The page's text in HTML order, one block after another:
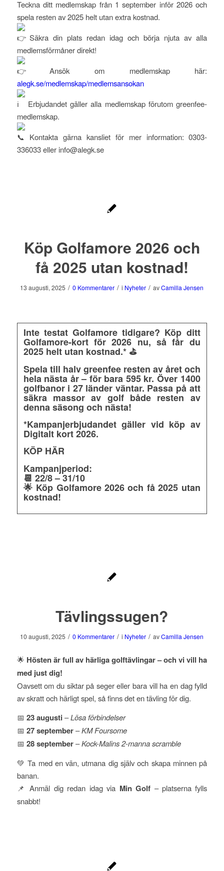
Teckna ditt medlemskap från 1 september inför 2026 och
spela resten av 2025 helt utan extra kostnad.
Säkra din plats redan idag och börja njuta av alla
medlemsförmåner direkt!
Ansök om medlemskap här:
alegk.se/medlemskap/medlemsansokan
Erbjudandet gäller alla medlemskap förutom greenfee-
medlemskap.
Kontakta gärna kansliet för mer information: 0303-
336033 eller info@alegk.se
Köp Golfamore 2026 och
få 2025 utan kostnad!
13 augusti, 2025 / 0 Kommentarer / i Nyheter / avCamilla Jensen
Inte testat Golfamore tidigare? Köp ditt
Golfamore-kort för 2026 nu, så får du
2025 helt utan kostnad.* ⛳️
Spela till halv greenfee resten av året och
hela nästa år – för bara 595 kr. Över 1400
golfbanor i 27 länder väntar. Passa på att
säkra massor av golf både resten av
denna säsong och nästa!
*Kampanjerbjudandet gäller vid köp av
Digitalt kort 2026.
KÖP HÄR
Kampanjperiod:
📆 22/8 – 31/10
🌟 Köp Golfamore 2026 och få 2025 utan
kostnad!
Tävlingssugen?
10 augusti, 2025 / 0 Kommentarer / i Nyheter / avCamilla Jensen
🌟 Hösten är full av härliga golftävlingar – och vi vill ha
med just dig!
Oavsett om du siktar på seger eller bara vill ha en dag fylld
av skratt och härligt spel, så finns det en tävling för dig.
📅 23 augusti –Lösa förbindelser
📅 27 september–KM Foursome
📅 28 september–Kock-Malins 2-manna scramble
💚 Ta med en vän, utmana dig själv och skapa minnen på
banan.
📌 Anmäl dig redan idag via Min Golf – platserna fylls
snabbt!